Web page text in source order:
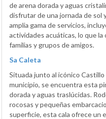
de arena dorada y aguas
disfrutar de una jornada de sol
amplia gama de servicios,
actividades acuáticas, lo que
familias y grupos de amigos.
Sa Caleta
Situada junto al icónico
municipio, se encuentra esta
dorada y aguas traslúcidas.
rocosas y pequeñas
superficie, esta cala ofrece un